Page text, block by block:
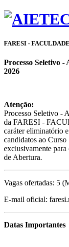
FARESI -
Processo Seletivo
2026
Atenção:
Processo Seletivo -
da FARESI -
caráter eliminatório
candidatos ao
exclusivamente
de Abertura.
Vagas ofertadas: 5
E-mail oficial:
Datas Importantes